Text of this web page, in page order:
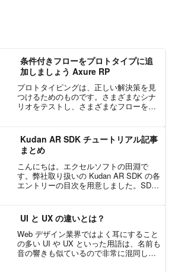
条件付きフローをプロトタイプに追
加しましょう Axure RP
プロトタイピングは、正しい解決策を見
つけるためのものです。さまざまなシナ
リオをテストし、さまざまなフローを検
クホルダーやテストを受けるユーザーに
示す最も強力な...
Kudan AR SDK チュートリアル記事
まとめ
こんにちは。エクセルソフトの田淵で
す。弊社取り扱いの Kudan AR SDK の各
エントリーの目次を用意しました。SDK
者のリリースは無料でご利用いただけ
ま...
UI と UX の違いとは？
Web デザイン業界ではよく耳にすること
の多い UI や UX といった用語は、名前も
音の響きも似ているので非常に混同しや